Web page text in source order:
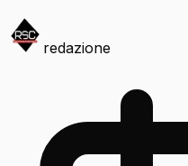
redazione